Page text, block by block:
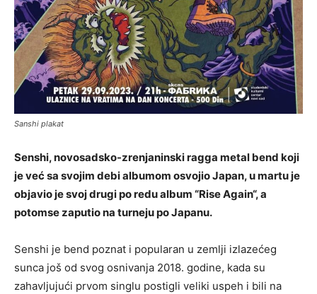
Sanshi plakat
Senshi, novosadsko-zrenjaninski ragga metal bend koji
je već sa svojim debi albumom osvojio Japan, u martu je
objavio je svoj drugi po redu album “Rise Again“, a
potomse zaputio na turneju po Japanu.
Senshi je bend poznat i popularan u zemlji izlazećeg
sunca još od svog osnivanja 2018. godine, kada su
zahavljujući prvom singlu postigli veliki uspeh i bili na